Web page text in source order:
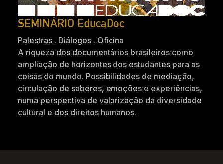
SEMINÁRIO EducaDoc
Palestras . Diálogos . Oficina
A riqueza dos documentários brasileiros como
ampliação de horizontes dos estudantes para as
coisas do mundo. Possibilidades de mediação,
circulação de saberes, emoções e experiências,
numa perspectiva de valorização da diversidade
cultural e dos direitos humanos.